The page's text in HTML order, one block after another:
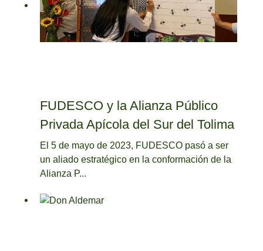
FUDESCO y la Alianza Público
Privada Apícola del Sur del Tolima
El 5 de mayo de 2023, FUDESCO pasó a ser
un aliado estratégico en la conformación de la
Alianza P...